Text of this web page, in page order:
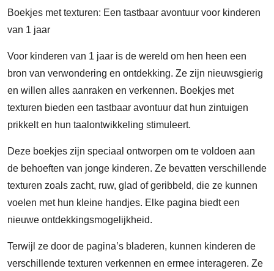
Boekjes met texturen: Een tastbaar avontuur voor kinderen
van 1 jaar
Voor kinderen van 1 jaar is de wereld om hen heen een
bron van verwondering en ontdekking. Ze zijn nieuwsgierig
en willen alles aanraken en verkennen. Boekjes met
texturen bieden een tastbaar avontuur dat hun zintuigen
prikkelt en hun taalontwikkeling stimuleert.
Deze boekjes zijn speciaal ontworpen om te voldoen aan
de behoeften van jonge kinderen. Ze bevatten verschillende
texturen zoals zacht, ruw, glad of geribbeld, die ze kunnen
voelen met hun kleine handjes. Elke pagina biedt een
nieuwe ontdekkingsmogelijkheid.
Terwijl ze door de pagina’s bladeren, kunnen kinderen de
verschillende texturen verkennen en ermee interageren. Ze